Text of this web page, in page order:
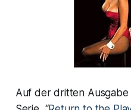
Auf der dritten